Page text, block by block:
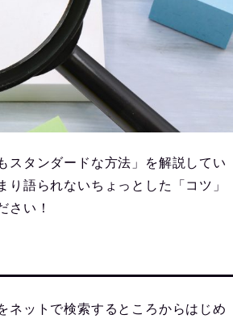
スタンダードな方法」を解説してい
語られないちょっとした「コツ」
さい！
ネットで検索するところからはじめ